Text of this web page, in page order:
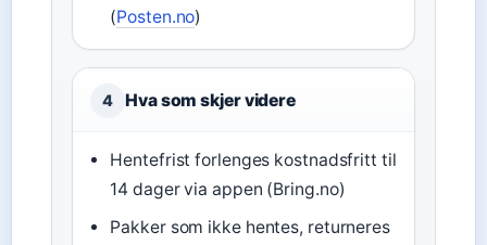
(Posten.no)
4 Hva som skjer videre
Hentefrist forlenges kostnadsfritt til
14 dager via appen (Bring.no)
Pakker som ikke hentes, returneres